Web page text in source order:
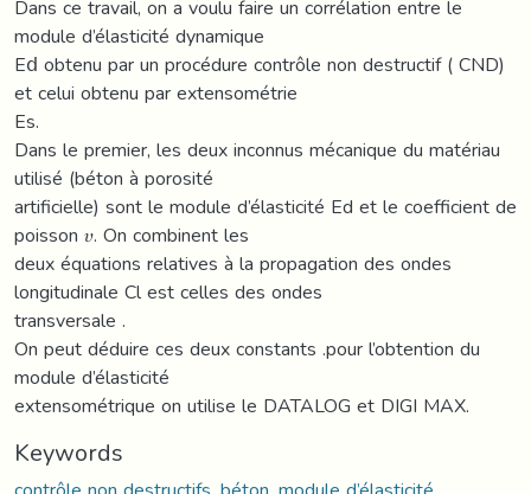
Dans ce travail, on a voulu faire un corrélation entre le
module d’élasticité dynamique
E𝖽 obtenu par un procédure contrôle non destructif ( CND)
et celui obtenu par extensométrie
Es.
Dans le premier, les deux inconnus mécanique du matériau
utilisé (béton à porosité
artificielle) sont le module d’élasticité Ed et le coefficient de
poisson 𝜐. On combinent les
deux équations relatives à la propagation des ondes
longitudinale Cl est celles des ondes
transversale .
On peut déduire ces deux constants .pour l’obtention du
module d’élasticité
extensométrique on utilise le DATALOG et DIGI MAX.
Keywords